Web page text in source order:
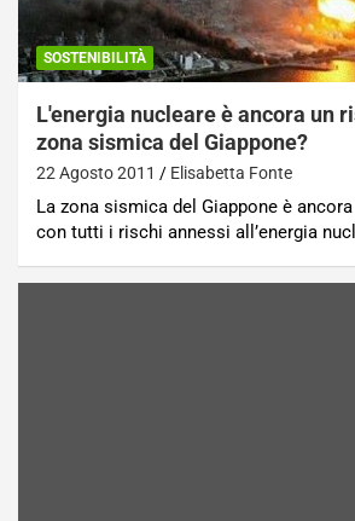
SOSTENIBILITÀ
L'energia nucleare è ancora un
zona sismica del Giappone?
22 Agosto 2011 Elisabetta Fonte
La zona sismica del Giappone è
con tutti i rischi annessi all’energia